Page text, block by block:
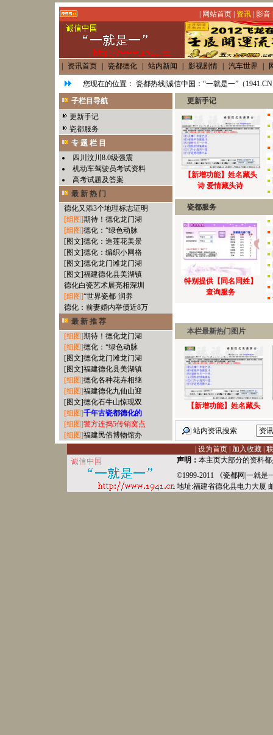
网站首页| 资讯| 影音
资讯首页 瓷都德化 站内新闻 影视剧情 汽车世界
您现在的位置： 瓷都热线|诚信中国：“一就是一”（
子栏目导航
更新手记
瓷都服务
专 题 栏 目
四川汶川8.0级强震
机动车驾驶员考试资料
高考试题及答案
最 新 热 门
德化又添3个地理标志证明
[组图]期待！德化龙门湖
[组图]德化：“绿色动脉
[图文]德化：造莲花美景
[图文]德化：编织小网格
[图文]德化龙门滩龙门湖
[图文]福建德化县美湖镇
德化白瓷艺术展亮相深圳
[组图]“世界瓷都·润养
德化：前妻婚内举债近8万
最 新 推 荐
[组图]期待！德化龙门湖
[组图]德化：“绿色动脉
[图文]德化龙门滩龙门湖
[图文]福建德化县美湖镇
[组图]德化各种花卉相继
[组图]福建德化九仙山迎
[图文]德化石牛山惊现双
[组图]千年古瓷都德化的
[组图]警方连捣5传销窝点
[组图]福建民俗博物馆办
更新手记
【新增功能】姓名藏头
诗 爱情藏头诗
瓷都服务
特别提供【同名同姓】
查询服务
本栏最新热门图片
【新增功能】姓名藏头
站内资讯搜索
设为首页| 加入收藏|
声明： 本主页大部分的资料
©1999-2011 《瓷都网 一就是
地址:福建省德化县电力大厦